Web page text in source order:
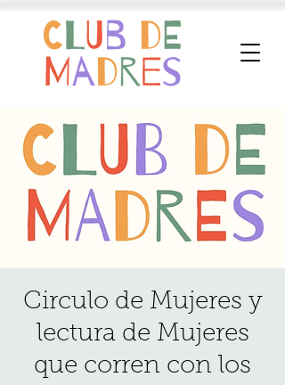
Circulo de Mujeres y
lectura de Mujeres
que corren con los